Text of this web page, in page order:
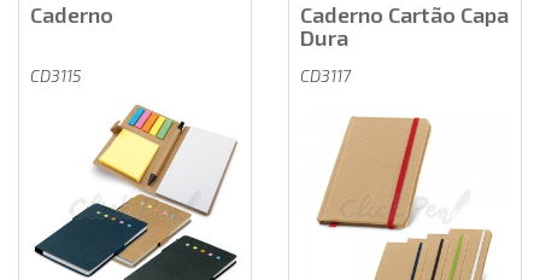
Caderno
CD3115
Caderno Cartão Capa
Dura
CD3117